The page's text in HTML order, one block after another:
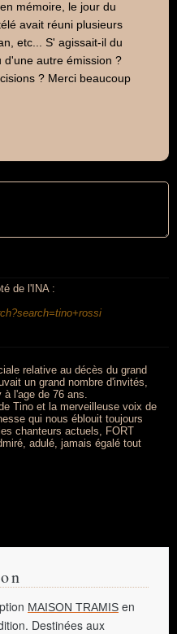
mémoire, le jour du
avait réuni plusieurs
etc... S' agissait-il du
d'une autre émission ?
? Merci beaucoup
de l'INA :
relative au décès du grand
un grand nombre d'invités,
l'age de 76 ans.
Tino et la merveilleuse voix de
qui nous éblouit toujours
chanteurs actuels, FORT
adulé, jamais égalé tout
MAISON TRAMIS en
Destinées aux